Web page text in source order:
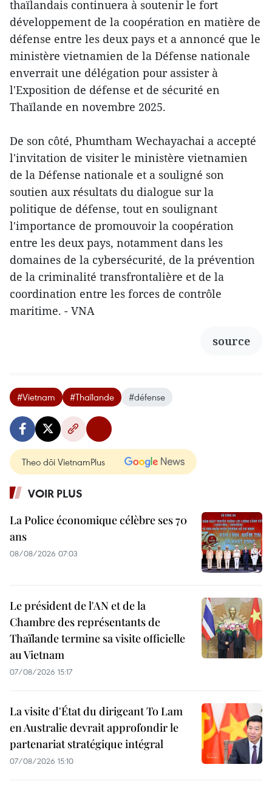
thaïlandais continuera à soutenir le fort
développement de la coopération en matière de
défense entre les deux pays et a annoncé que le
ministère vietnamien de la Défense nationale
enverrait une délégation pour assister à
l'Exposition de défense et de sécurité en
Thaïlande en novembre 2025.
De son côté, Phumtham Wechayachai a accepté
l'invitation de visiter le ministère vietnamien
de la Défense nationale et a souligné son
soutien aux résultats du dialogue sur la
politique de défense, tout en soulignant
l'importance de promouvoir la coopération
entre les deux pays, notamment dans les
domaines de la cybersécurité, de la prévention
de la criminalité transfrontalière et de la
coordination entre les forces de contrôle
maritime. - VNA
source
#Vietnam #Thaïlande #défense
Theo dõi VietnamPlus
VOIR PLUS
La Police économique célèbre ses 70
ans
08/08/2026 07:03
Le président de l'AN et de la
Chambre des représentants de
Thaïlande termine sa visite officielle
au Vietnam
07/08/2026 15:17
La visite d'État du dirigeant To Lam
en Australie devrait approfondir le
partenariat stratégique intégral
07/08/2026 15:10